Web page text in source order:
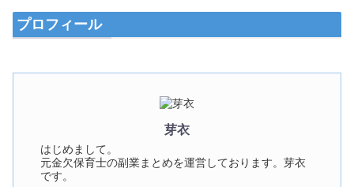
プロフィール
芽衣
はじめまして。
元金欠保育士の副業まとめを運営しております。芽衣
です。